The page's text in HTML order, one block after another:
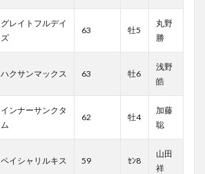
グレイトフルデイ
ズ
63 牡5
丸野
勝
ハクサンマックス 63 牡6
浅野
皓
インナーサンクタ
ム
62 牡4
加藤
聡
ペイシャリルキス 59 ｾﾝ8
山田
祥